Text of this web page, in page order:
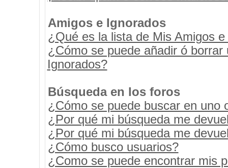
Amigos e Ignorados
¿Qué es la lista de Mis Amigos
¿Cómo se puede añadir ó
Ignorados?
Búsqueda en los foros
¿Cómo se puede buscar en uno
¿Por qué mi búsqueda me
¿Por qué mi búsqueda me
¿Cómo busco usuarios?
¿Como se puede encontrar mis